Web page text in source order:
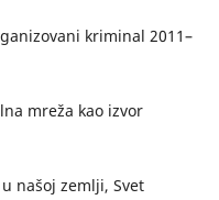
kriminal 2011–
mreža kao izvor
našoj zemlji, Svet